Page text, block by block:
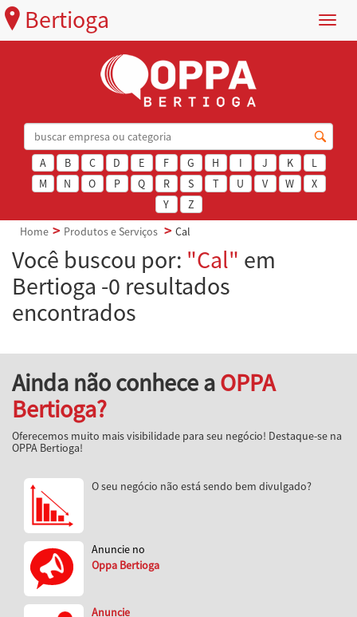
Menu
Bertioga
A B C D E F G H I J K
L
M
N O P Q R S T U V W
X
Y
Z
Home
Produtos e Serviços Cal
Você buscou por: "Cal" em
Bertioga -0 resultados
encontrados
Ainda não conhece aOPPA
Bertioga?
Oferecemos muito mais visibilidade para seu negócio! Destaque-se na
OPPA Bertioga!
O seu negócio não está sendo bem divulgado?
Anuncie no
Oppa Bertioga
Anuncie